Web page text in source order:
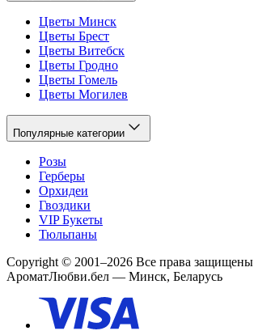
Цветы Минск
Цветы Брест
Цветы Витебск
Цветы Гродно
Цветы Гомель
Цветы Могилев
Популярные категории
Розы
Герберы
Орхидеи
Гвоздики
VIP Букеты
Тюльпаны
Copyright © 2001–2026 Все права защищены
АроматЛюбви.бел — Минск, Беларусь